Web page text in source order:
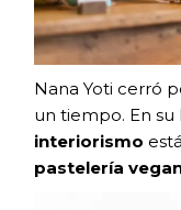
Nana Yoti cerró
un tiempo. En
interiorismo
pastelería